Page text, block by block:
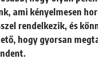
ami kényelmesen
rendelkezik, és
hogy gyorsan